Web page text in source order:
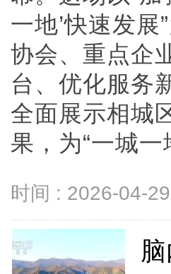
一地’快速发
协会、重点企
台、优化服务
全面展示相城
果，为“一城
时间 : 2026-04-29